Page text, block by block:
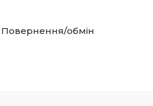
Повернення/обмін